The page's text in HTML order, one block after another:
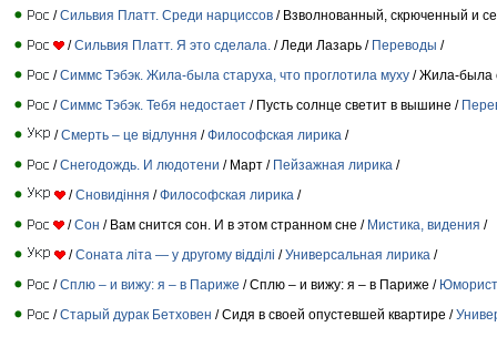
/Сильвия Платт. Среди нарциссов / Взволнованный, скрюченный и
/Сильвия Платт. Я это сделала. / Леди Лазарь / Переводы /
/Симмс Тэбэк. Жила-была старуха, что проглотила муху / Жила-была
/Симмс Тэбэк. Тебя недостает / Пусть солнце светит в вышине /
/Смерть – це відлуння /Философская лирика /
/Снегодождь. И людотени / Март / Пейзажная лирика /
/Сновидіння /Философская лирика /
/Сон / Вам снится сон. И в этом странном сне / Мистика, видения /
/Соната літа — у другому відділі /Универсальная лирика /
/Сплю – и вижу: я – в Париже / Сплю – и вижу: я – в Париже /
/Старый дурак Бетховен / Сидя в своей опустевшей квартире /